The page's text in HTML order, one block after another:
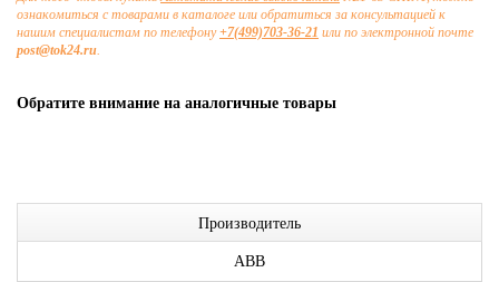
ознакомиться с товарами в каталоге или обратиться за консультацией к
нашим специалистам по телефону+7(499)703-36-21 или по электронной почте
post@tok24.ru.
Обратите внимание на аналогичные товары
Производитель
ABB